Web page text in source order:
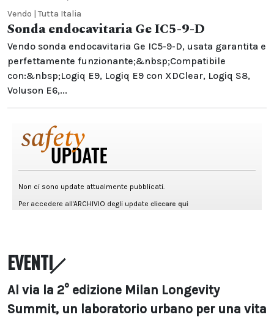
Vendo | Tutta Italia
Sonda endocavitaria Ge IC5-9-D
Vendo sonda endocavitaria Ge IC5-9-D, usata garantita e
perfettamente funzionante;&nbsp;Compatibile
con:&nbsp;Logiq E9, Logiq E9 con XDClear, Logiq S8,
Voluson E6,...
EVENTI
Al via la 2° edizione Milan Longevity
Summit, un laboratorio urbano per una vita